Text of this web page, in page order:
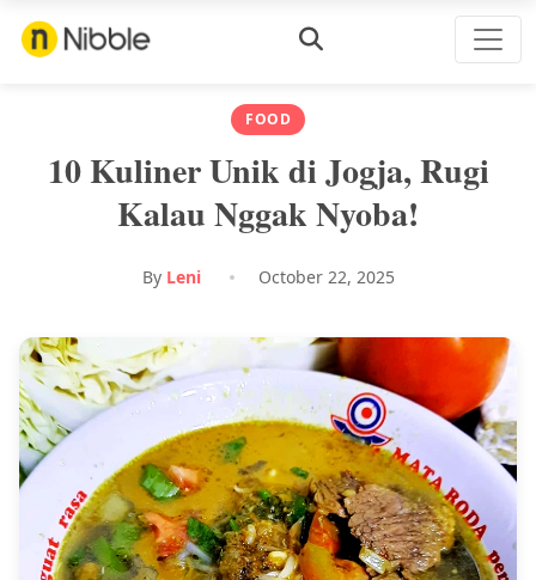
FOOD
10 Kuliner Unik di Jogja, Rugi
Kalau Nggak Nyoba!
By Leni October 22, 2025